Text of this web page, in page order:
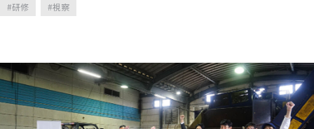
研修 視察